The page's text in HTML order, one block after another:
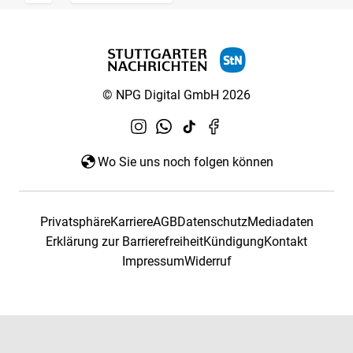
© NPG Digital GmbH 2026
Wo Sie uns noch folgen können
PrivatsphäreKarriereAGBDatenschutzMediadaten
Erklärung zur BarrierefreiheitKündigungKontakt
ImpressumWiderruf